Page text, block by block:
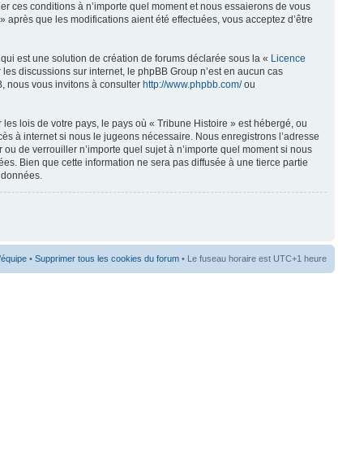
ces conditions à n’importe quel moment et nous essaierons de vous
que les modifications aient été effectuées, vous acceptez d’être
est une solution de création de forums déclarée sous la « Licence
discussions sur internet, le phpBB Group n’est en aucun cas
nous vous invitons à consulter http://www.phpbb.com/ou
lois de votre pays, le pays où « Tribune Histoire » est hébergé, ou
à internet si nous le jugeons nécessaire. Nous enregistrons l’adresse
de verrouiller n’importe quel sujet à n’importe quel moment si nous
Bien que cette information ne sera pas diffusée à une tierce partie
• Supprimer tous les cookies du forum • Le fuseau horaire est UTC+1 heure